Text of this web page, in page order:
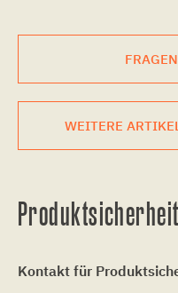
WEITERE
Produktsicherheit
Kontakt für